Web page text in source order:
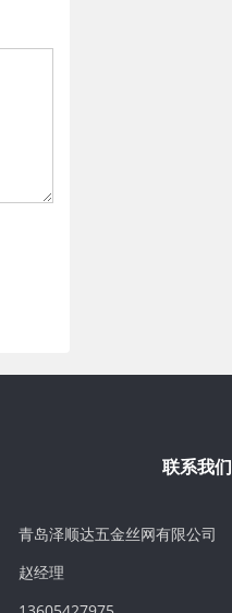
联系我们
青岛泽顺达五金丝网有限公司
赵经理